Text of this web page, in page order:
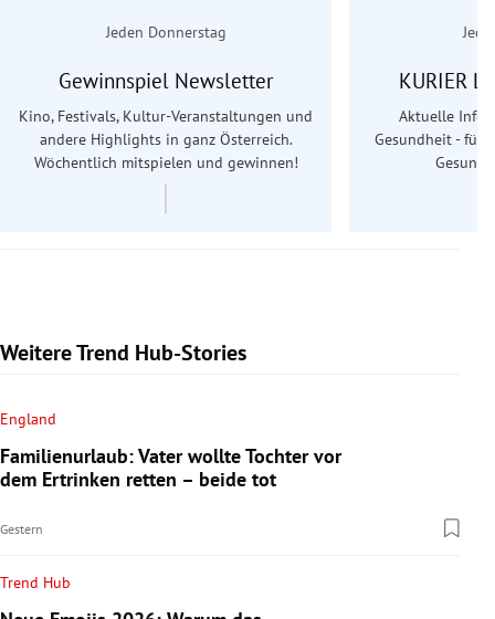
Jeden Donnerstag
Gewinnspiel Newsletter
Kino, Festivals, Kultur-Veranstaltungen und
andere Highlights in ganz Österreich.
Wöchentlich mitspielen und gewinnen!
KURIER
Aktuelle
Gesundheit - für
Weitere Trend Hub-Stories
England
Familienurlaub: Vater wollte Tochter vor
dem Ertrinken retten – beide tot
Gestern
Trend Hub